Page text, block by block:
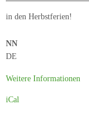
in den Herbstferien!
NN
DE
Weitere Informationen
iCal